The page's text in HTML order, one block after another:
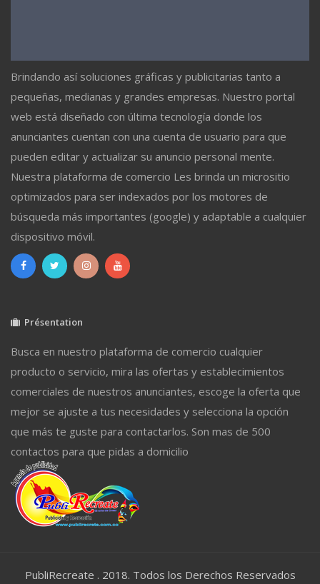
Brindando así soluciones gráficas y publicitarias tanto a
pequeñas, medianas y grandes empresas. Nuestro portal
web está diseñado con última tecnología donde los
anunciantes cuentan con una cuenta de usuario para que
pueden editar y actualizar su anuncio personal mente.
Nuestra plataforma de comercio Les brinda un micrositio
optimizados para ser indexados por los motores de
búsqueda más importantes (google) y adaptable a cualquier
dispositivo móvil.
Présentation
Busca en nuestro plataforma de comercio cualquier
producto o servicio, mira las ofertas y establecimientos
comerciales de nuestros anunciantes, escoge la oferta que
mejor se ajuste a tus necesidades y selecciona la opción
que más te guste para contactarlos. Son mas de 500
contactos para que pidas a domicilio
PubliRecreate . 2018. Todos los Derechos Reservados